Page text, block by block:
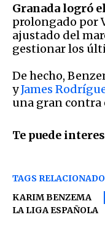
Granada logró
prolongado por
ajustado del
gestionar los
De hecho,
yJames
una gran contra
Te puede
TAGS
KARIM BENZEMA
LA LIGA ESPAÑOLA